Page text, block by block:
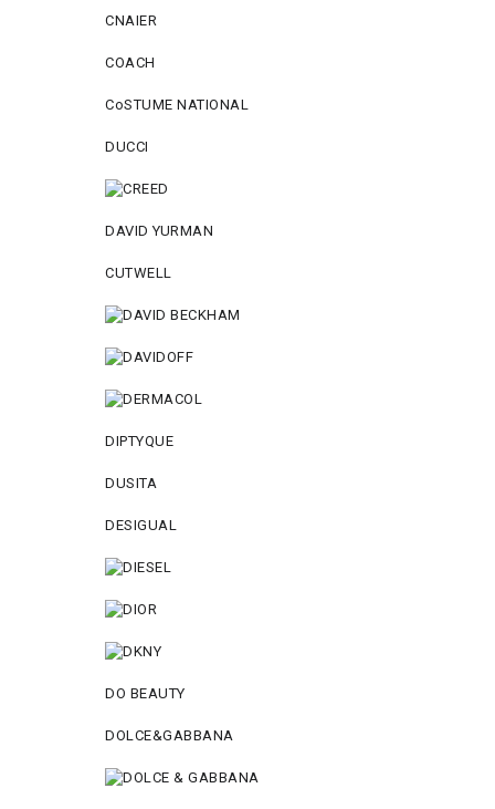
CNAIER
COACH
CoSTUME NATIONAL
DUCCI
DAVID YURMAN
CUTWELL
DIPTYQUE
DUSITA
DESIGUAL
DO BEAUTY
DOLCE&GABBANA